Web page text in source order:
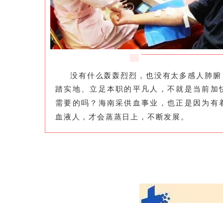
没有什么轰轰烈烈，也没有太多感人肺
踏实地、立足本职的平凡人，不就是当前 加
需要的吗？海南采供血事业，也正是因为有
血液人，才会蒸蒸日上，不断发展。